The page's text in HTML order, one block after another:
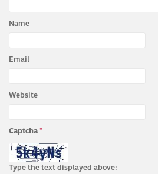
Name
Email
Website
Captcha*
Type the text displayed above: